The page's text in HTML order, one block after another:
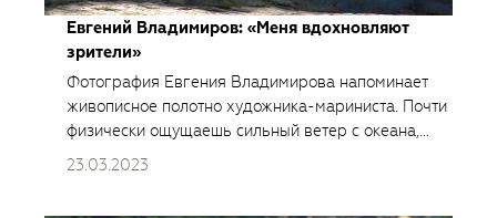
Евгений Владимиров: «Меня вдохновляют
зрители»
Фотография Евгения Владимирова напоминает
живописное полотно художника-мариниста. Почти
физически ощущаешь сильный ветер с океана,
пропитанный солью, тёплый насыщенный закатный
23.03.2023